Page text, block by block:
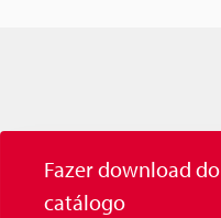
Fazer download do
catálogo